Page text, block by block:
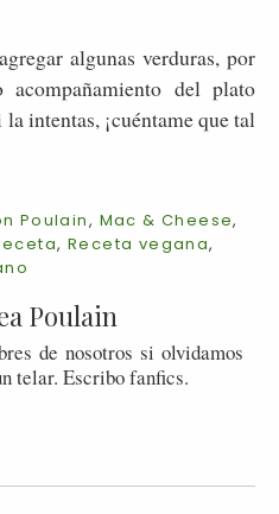
algunas verduras, por
del plato
la intentas, ¡cuéntame que tal
Poulain, Mac & Cheese,
, Receta vegana,
Poulain
de nosotros si olvidamos
telar. Escribo fanfics.